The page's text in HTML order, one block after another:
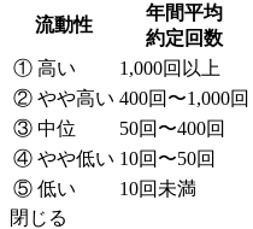
流動性
年間平均
約定回数
① 高い
1,000回以上
② やや高い 400回〜1,000回
③ 中位
50回〜400回
④ やや低い 10回〜50回
⑤ 低い
10回未満
閉じる